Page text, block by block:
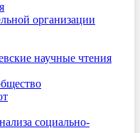
организации
научные чтения
социально-